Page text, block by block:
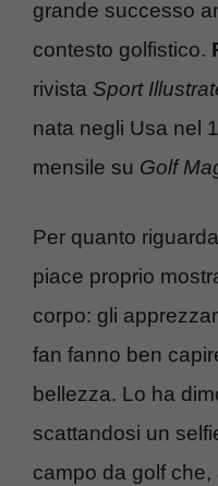
grande successo
contesto golfistico.
rivista Sport
nata negli Usa nel
mensile su Golf
Per quanto
piace proprio
corpo: gli
fan fanno ben
bellezza. Lo ha
scattandosi un
campo da golf